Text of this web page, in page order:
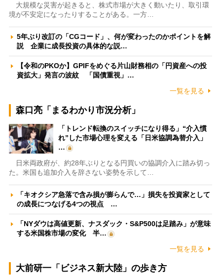
大規模な災害が起きると、株式市場が大きく動いたり、取引環
境が不安定になったりすることがある。一方…
5年ぶり改訂の「CGコード」、何が変わったのかポイントを解
説 企業に成長投資の具体的な説…
【令和のPKOか】GPIFをめぐる片山財務相の「円資産への投
資拡大」発言の波紋 「国債重視」…
一覧を見る
森口亮「まるわかり市況分析」
「トレンド転換のスイッチになり得る」“介入慣
れ”した市場心理を変える「日米協調為替介入」
…
日米両政府が、約28年ぶりとなる円買いの協調介入に踏み切っ
た。米国も追加介入を辞さない姿勢を示して…
「キオクシア急落で含み損が膨らんで…」損失を投資家として
の成長につなげる4つの視点 …
「NYダウは高値更新、ナスダック・S&P500は足踏み」が意味
する米国株市場の変化 半…
一覧を見る
大前研一「ビジネス新大陸」の歩き方